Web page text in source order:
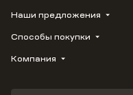
ВЕРН
1799
Наши предложения
Купить квартиру
Студию
Способы покупки
Трейд-ин
Компания